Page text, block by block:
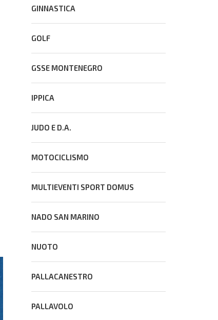
GINNASTICA
GOLF
GSSE MONTENEGRO
IPPICA
JUDO E D.A.
MOTOCICLISMO
MULTIEVENTI SPORT DOMUS
NADO SAN MARINO
NUOTO
PALLACANESTRO
PALLAVOLO